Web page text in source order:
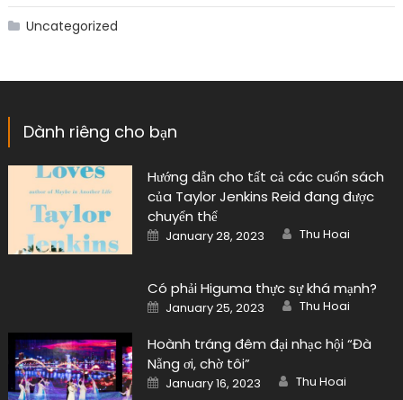
Uncategorized
Dành riêng cho bạn
Hướng dẫn cho tất cả các cuốn sách
của Taylor Jenkins Reid đang được
chuyển thể
Posted
on
January 28, 2023 Author
Thu Hoai
Có phải Higuma thực sự khá mạnh?
Posted
on
January 25, 2023 Author
Thu Hoai
Hoành tráng đêm đại nhạc hội “Đà
Nẵng ơi, chờ tôi”
Posted
on
January 16, 2023 Author
Thu Hoai